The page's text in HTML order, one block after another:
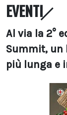
EVENTI
Al via la 2°
Summit, un
più lunga e